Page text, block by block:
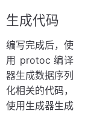
生成代码
编写完成后，使
用 protoc 编译
器生成数据序列
化相关的代码，
使用生成器生成